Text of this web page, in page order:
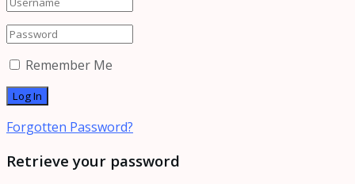
Remember Me
Forgotten Password?
Retrieve your password